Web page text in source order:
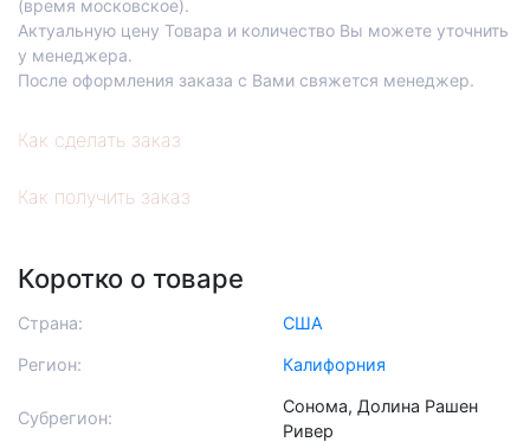
(время московское).
Актуальную цену Товара и количество Вы можете уточнить
у менеджера.
После оформления заказа с Вами свяжется менеджер.
Как сделать заказ
Как получить заказ
Коротко о товаре
Страна: США
Регион: Калифорния
Субрегион:
Сонома, Долина Рашен
Ривер